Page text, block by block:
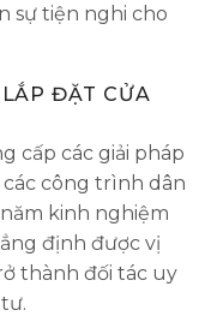
sự tiện nghi cho
ĐẶT CỬA
cấp các giải pháp
công trình dân
kinh nghiệm
định được vị
thành đối tác uy